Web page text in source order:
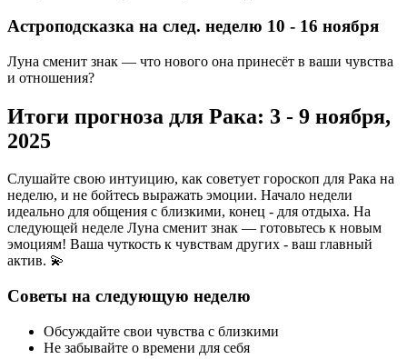
Астроподсказка на след. неделю 10 - 16 ноября
Луна сменит знак — что нового она принесёт в ваши чувства
и отношения?
Итоги прогноза для Рака: 3 - 9 ноября,
2025
Слушайте свою интуицию, как советует гороскоп для Рака на
неделю, и не бойтесь выражать эмоции. Начало недели
идеально для общения с близкими, конец - для отдыха. На
следующей неделе Луна сменит знак — готовьтесь к новым
эмоциям! Ваша чуткость к чувствам других - ваш главный
актив. 💫
Советы на следующую неделю
Обсуждайте свои чувства с близкими
Не забывайте о времени для себя